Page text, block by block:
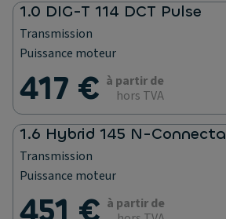
1.0 DIG-T 114 DCT Pulse
Transmission
Puissance moteur
417 € à partir de
hors TVA
1.6 Hybrid 145 N-Connecta
Transmission
Puissance moteur
à partir de